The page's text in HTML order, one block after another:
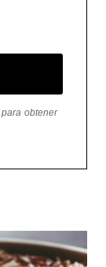
para obtener